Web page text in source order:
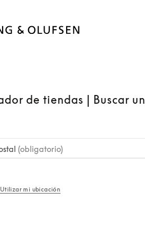
de tiendas | Buscar
(obligatorio)
Utilizar mi ubicación